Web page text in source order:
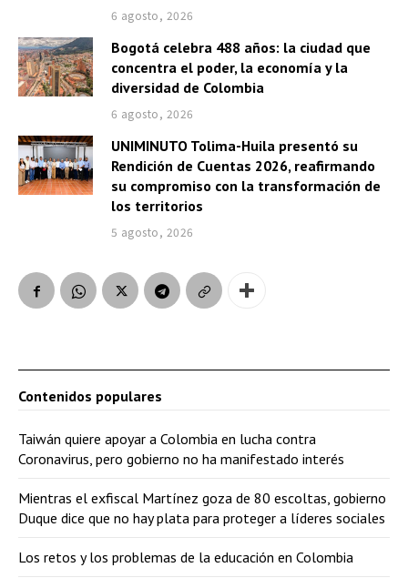
6 agosto, 2026
Bogotá celebra 488 años: la ciudad que
concentra el poder, la economía y la
diversidad de Colombia
6 agosto, 2026
UNIMINUTO Tolima-Huila presentó su
Rendición de Cuentas 2026, reafirmando
su compromiso con la transformación de
los territorios
5 agosto, 2026
Contenidos populares
Taiwán quiere apoyar a Colombia en lucha contra
Coronavirus, pero gobierno no ha manifestado interés
Mientras el exfiscal Martínez goza de 80 escoltas, gobierno
Duque dice que no hay plata para proteger a líderes sociales
Los retos y los problemas de la educación en Colombia